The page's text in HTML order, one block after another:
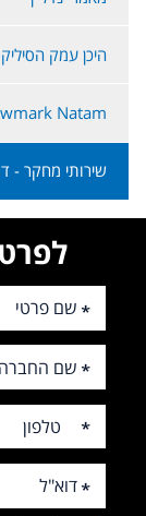
היכן עמק
Natam
שירותי מחקר -